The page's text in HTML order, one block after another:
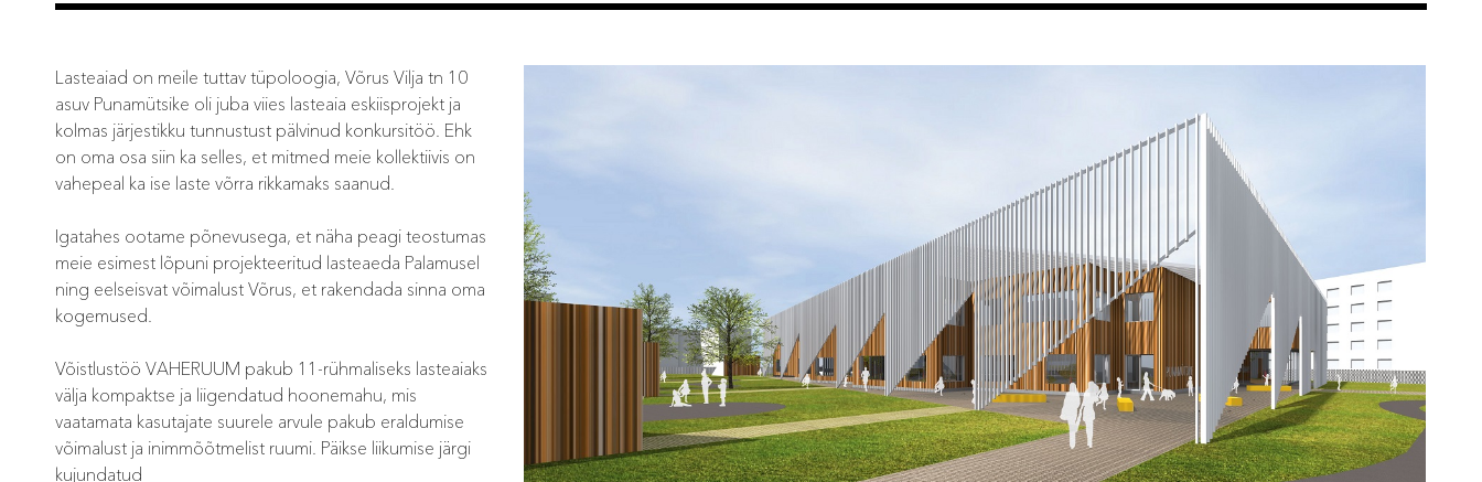
Lasteaiad on meile tuttav tüpoloogia, Võrus Vilja tn 10
asuv Punamütsike oli juba viies lasteaia eskiisprojekt ja
kolmas järjestikku tunnustust pälvinud konkursitöö. Ehk
on oma osa siin ka selles, et mitmed meie kollektiivis on
vahepeal ka ise laste võrra rikkamaks saanud.
Igatahes ootame põnevusega, et näha peagi teostumas
meie esimest lõpuni projekteeritud lasteaeda Palamusel
ning eelseisvat võimalust Võrus, et rakendada sinna oma
kogemused.
Võistlustöö VAHERUUM pakub 11-rühmaliseks lasteaiaks
välja kompaktse ja liigendatud hoonemahu, mis
vaatamata kasutajate suurele arvule pakub eraldumise
võimalust ja inimmõõtmelist ruumi. Päikse liikumise järgi
kujundatud